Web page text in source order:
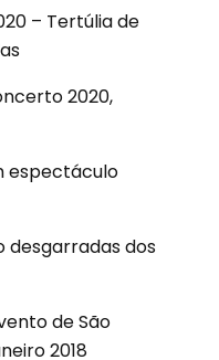
– Tertúlia de
2020,
espectáculo
desgarradas dos
de São
2018